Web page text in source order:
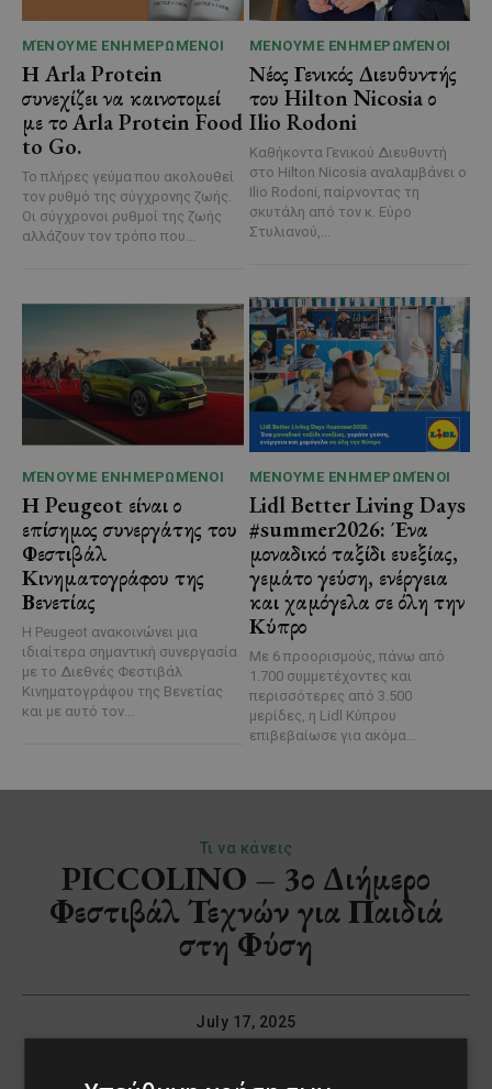
ΜΈΝΟΥΜΕ ΕΝΗΜΕΡΩΜΈΝΟΙ
Η Arla Protein
συνεχίζει να καινοτομεί
με το Arla Protein Food
to Go.
Το πλήρες γεύμα που ακολουθεί
τον ρυθμό της σύγχρονης ζωής.
Οι σύγχρονοι ρυθμοί της ζωής
αλλάζουν τον τρόπο που...
ΜΈΝΟΥΜΕ ΕΝΗΜΕΡΩΜΈΝΟΙ
Νέος Γενικός Διευθυντής
του Hilton Nicosia ο
Ilio Rodoni
Καθήκοντα Γενικού Διευθυντή
στο Hilton Nicosia αναλαμβάνει ο
Ilio Rodoni, παίρνοντας τη
σκυτάλη από τον κ. Εύρο
Στυλιανού,...
ΜΈΝΟΥΜΕ ΕΝΗΜΕΡΩΜΈΝΟΙ
Η Peugeot είναι ο
επίσημος συνεργάτης του
Φεστιβάλ
Κινηματογράφου της
Βενετίας
Η Peugeot ανακοινώνει μια
ιδιαίτερα σημαντική συνεργασία
με το Διεθνές Φεστιβάλ
Κινηματογράφου της Βενετίας
και με αυτό τον...
ΜΈΝΟΥΜΕ ΕΝΗΜΕΡΩΜΈΝΟΙ
Lidl Better Living Days
#summer2026: Ένα
μοναδικό ταξίδι ευεξίας,
γεμάτο γεύση, ενέργεια
και χαμόγελα σε όλη την
Κύπρο
Με 6 προορισμούς, πάνω από
1.700 συμμετέχοντες και
περισσότερες από 3.500
μερίδες, η Lidl Κύπρου
επιβεβαίωσε για ακόμα...